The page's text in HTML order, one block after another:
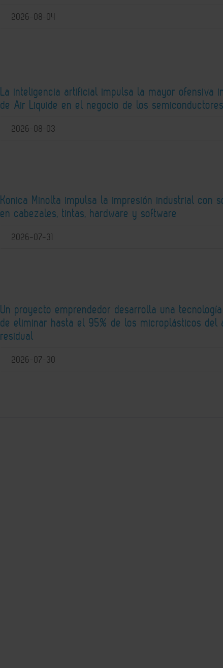
2026-08-04
La inteligencia artificial impulsa la mayor ofensiva
de Air Liquide en el negocio de los semiconductores
2026-08-03
Konica Minolta impulsa la impresión industrial con
en cabezales, tintas, hardware y software
2026-07-31
Un proyecto emprendedor desarrolla una
de eliminar hasta el 95% de los microplásticos del
residual
2026-07-30